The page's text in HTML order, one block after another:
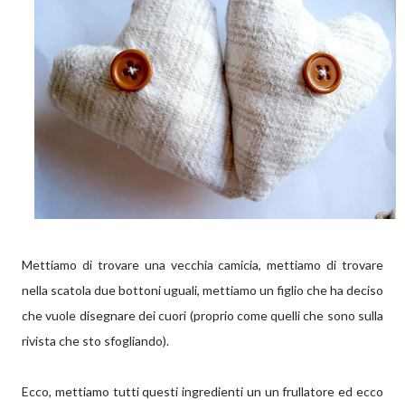
Mettiamo di trovare una vecchia camicia, mettiamo di trovare
nella scatola due bottoni uguali, mettiamo un figlio che ha deciso
che vuole disegnare dei cuori (proprio come quelli che sono sulla
rivista che sto sfogliando).
Ecco, mettiamo tutti questi ingredienti un un frullatore ed ecco